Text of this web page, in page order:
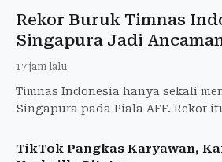
Rekor Buruk Timnas
Singapura Jadi
17 jam lalu
Timnas Indonesia hanya sekali
Singapura pada Piala AFF. Rekor
TikTok Pangkas Karyawan,